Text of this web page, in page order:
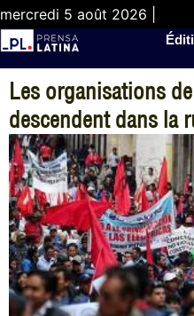
mercredi 5 août 2026 |
Les organisations
descendent dans la